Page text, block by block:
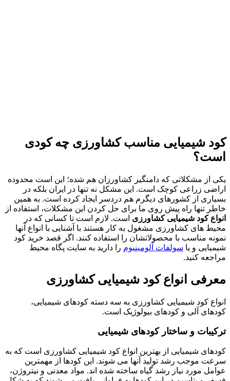
کود شیمیایی مناسب کشاورزی چه کودی
است؟
یکی از مشکلاتی که دامنگیر کشاورزان هم شده؛ این است محدوده
اراضی زراعی کوچک است. این مشکل نه تنها در ایران بلکه در
بسیاری از کشورهای دیگرم هم دردسر ایجاد کرده است. به همین
خاطر تنها راه پیش روی ما برای حل کردن این مشکلات، استفاده از
انواع کود شیمیایی کشاورزی است. لازم است تا کسانی که در
محیط های کشاورزی مشغول به کار هستند با آشنایی با انواع آنها
نمونه مناسب با محصولاتشان را استفاده کنند. اگر قصد خرید کود
شیمیایی و یا سولفات آلومینیوم را دارید به سایت پگاه محیط
مراجعه کنید.
معرفی انواع کود شیمیایی کشاورزی
انواع کود شیمیایی کشاورزی به سه دسته کودهای شیمیایی،
کودهای آلی و کودهای بیولوژیک است.
ترکیبات و ساختار کودهای شیمیایی
کودهای شیمیایی از بهترین انواع کود شیمیایی کشاورزی است که به
سرعت موجب رشد تولید آنها می شوند. این کودها از مهمترین
عوامل مورد نیاز رشد گیاه ساخته شده اند. مواد معدنی و نیتروژن،